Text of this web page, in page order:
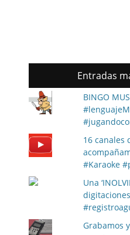
Entradas
BINGO
16 canales
#Karaoke
Una
Grabamos